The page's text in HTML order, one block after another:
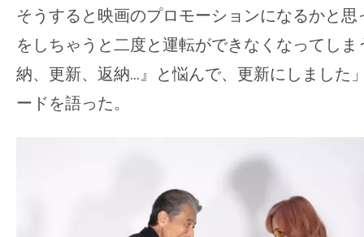
そうすると映画のプロモーションになるかと
をしちゃうと二度と運転ができなくなってし
納、更新、返納…』と悩んで、更新にしました
ードを語った。